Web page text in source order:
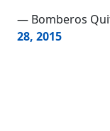
— Bomberos
28, 2015